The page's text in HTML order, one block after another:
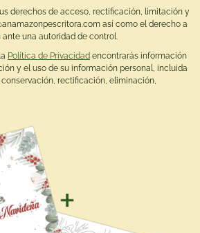
derechos de acceso, rectificación, limitación y
así como el derecho a
una autoridad de control.
Política de Privacidad encontrarás información
y el uso de su información personal, incluida
rectificación, eliminación,